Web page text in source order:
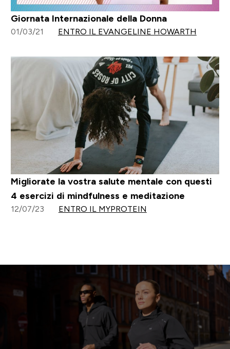
Giornata Internazionale della Donna
01/03/21 ENTRO IL EVANGELINE HOWARTH
Migliorate la vostra salute mentale con questi
4 esercizi di mindfulness e meditazione
12/07/23 ENTRO IL MYPROTEIN